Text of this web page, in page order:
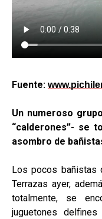
Fuente:
Un numeroso
“calderones”- se
asombro de
Los pocos bañistas
Terrazas ayer,
totalmente, se
juguetones